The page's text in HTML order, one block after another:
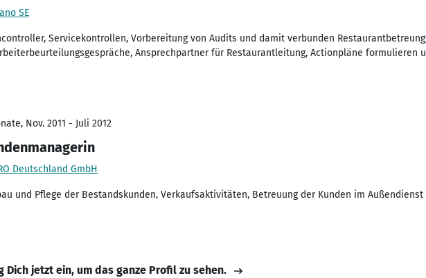
SE
Servicekontrollen, Vorbereitung von Audits und damit verbunden
Ansprechpartner für Restaurantleitung, Actionpläne formulieren
Nov. 2011 - Juli 2012
Deutschland GmbH
und Pflege der Bestandskunden, Verkaufsaktivitäten, Betreuung der Kunden im Außendienst
Dich jetzt ein, um das ganze Profil zu sehen.